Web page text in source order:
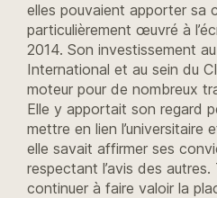
elles pouvaient apporter sa
particulièrement œuvré à
2014. Son investissement
International et au sein du
moteur pour de nombreux
Elle y apportait son regard
mettre en lien l’universitaire
elle savait affirmer ses
respectant l’avis des
continuer à faire valoir la